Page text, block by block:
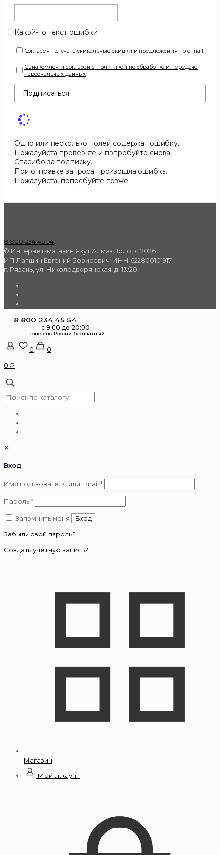
Какой-то текст ошибки
Согласен получать уникальные скидки и предложения по e-mail.
Ознакомлен и согласен с Политикой по обработке и передаче
персональных данных
Подписаться
Одно или несколько полей содержат ошибку.
Пожалуйста проверьте и попробуйте снова.
Спасибо за подписку.
При отправке запроса произошла ошибка.
Пожалуйста, попробуйте позже.
8 800 234 45 54
© Интернет-магазин Якут Алмаз Золото 2026
ИП Лапшин Евгений Борисович, ИНН 622800101917
г. Рязань, ул. Николодворянская, д. 13/20
8 800 234 45 54
0
0
0 ₽
✕
Вход
Имя пользователя или Email *Обязательно
Пароль*Обязательно
Запомнить меня
Вход
Забыли свой пароль?
Создать учётную запись?
Магазин
Мой аккаунт